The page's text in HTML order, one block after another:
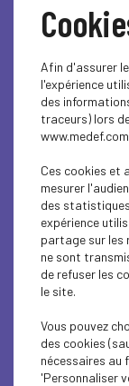
Le 22
objectifs
Journal
Afin d'assurer
l'expérience
des
traceurs) lors
Ces cookies et
mesurer
des
expérience
partage sur les
ne sont
de refuser les
le site.
Vous pouvez
des cookies
nécessaires au
'Personnaliser